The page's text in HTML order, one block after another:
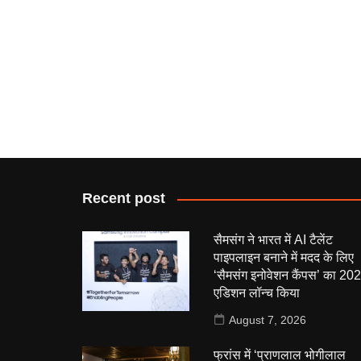
Recent post
सैमसंग ने भारत में AI टैलेंट
पाइपलाइन बनाने में मदद के लिए
‘सैमसंग इनोवेशन कैंपस’ का
एडिशन लॉन्च किया
August 7, 2026
फ्रांस में ‘प्राणलाल भोगीलाल